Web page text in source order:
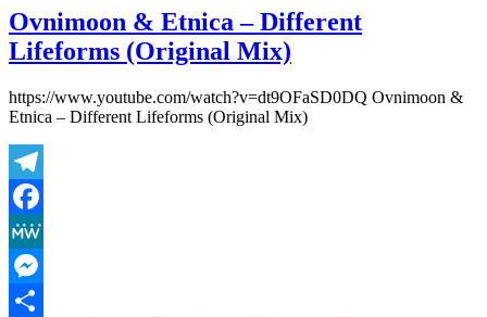
Rigel
–
Of
The
Ovnimoon & Etnica – Different
Lifeforms (Original Mix)
https://www.youtube.com/watch?v=dt9OFaSD0DQ Ovnimoon &
Etnica – Different Lifeforms (Original Mix)
Telegram
Facebook
MeWe
Messenger